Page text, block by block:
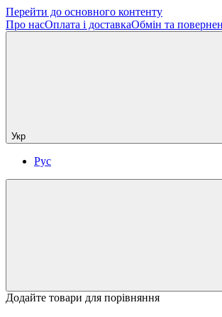
Перейти до основного контенту
Про насОплата і доставкаОбмін та
Укр
Рус
Додайте товари для порівняння